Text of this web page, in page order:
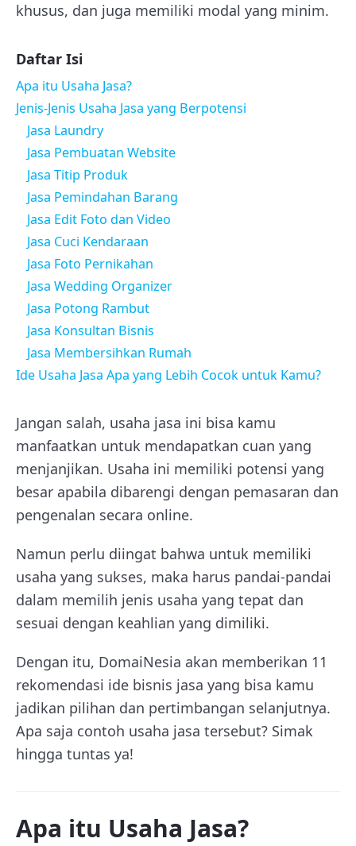
khusus, dan juga memiliki modal yang minim.
Daftar Isi
Apa itu Usaha Jasa?
Jenis-Jenis Usaha Jasa yang Berpotensi
Jasa Laundry
Jasa Pembuatan Website
Jasa Titip Produk
Jasa Pemindahan Barang
Jasa Edit Foto dan Video
Jasa Cuci Kendaraan
Jasa Foto Pernikahan
Jasa Wedding Organizer
Jasa Potong Rambut
Jasa Konsultan Bisnis
Jasa Membersihkan Rumah
Ide Usaha Jasa Apa yang Lebih Cocok untuk Kamu?
Jangan salah, usaha jasa ini bisa kamu
manfaatkan untuk mendapatkan cuan yang
menjanjikan. Usaha ini memiliki potensi yang
besar apabila dibarengi dengan pemasaran dan
pengenalan secara online.
Namun perlu diingat bahwa untuk memiliki
usaha yang sukses, maka harus pandai-pandai
dalam memilih jenis usaha yang tepat dan
sesuai dengan keahlian yang dimiliki.
Dengan itu, DomaiNesia akan memberikan 11
rekomendasi ide bisnis jasa yang bisa kamu
jadikan pilihan dan pertimbangan selanjutnya.
Apa saja contoh usaha jasa tersebut? Simak
hingga tuntas ya!
Apa itu Usaha Jasa?